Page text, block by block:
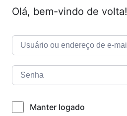
Olá, bem-vindo de volta!
Manter logado